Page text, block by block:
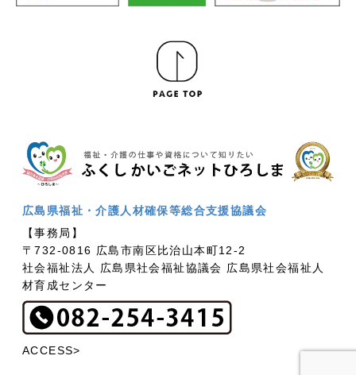
広島県福祉・介護人材確保等総合支援協議会
【事務局】
〒732-0816 広島市南区比治山本町12-2
社会福祉法人 広島県社会福祉協議会 広島県社会福祉人
材育成センター
ACCESS>